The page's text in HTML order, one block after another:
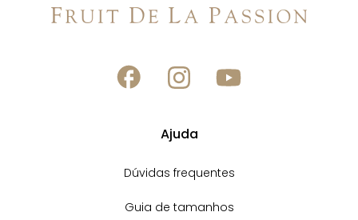
Ajuda
Dúvidas frequentes
Guia de tamanhos